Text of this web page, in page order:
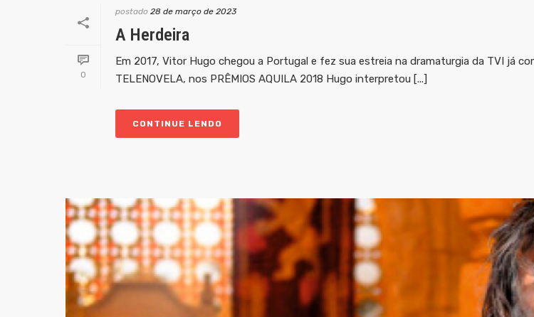
0
postado 28 de março de 2023
A Herdeira
Em 2017, Vitor Hugo chegou a Portugal e fez sua estreia na dramaturgia da TVI já
TELENOVELA, nos PRÊMIOS AQUILA 2018 Hugo interpretou [...]
CONTINUE LENDO